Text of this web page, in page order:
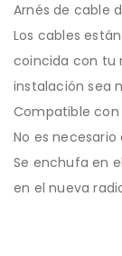
Arnés de cable
Los cables
coincida con tu
instalación sea
Compatible con
No es
Se enchufa en
en el nueva